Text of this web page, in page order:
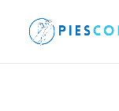
search